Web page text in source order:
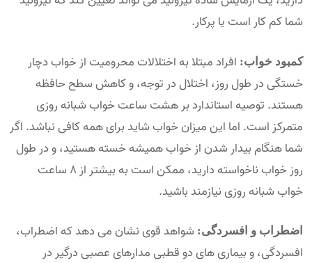
شما کم کار است یا پرکار.
کمبود خواب: افراد مبتلا به اختلالات محرومیت از خواب دچار
خستگی در طول روز، اختلال در توجه، و کاهش سطح حافظه
هستند. توصیه استاندارد بر هشت ساعت خواب شبانه روزی
متمرکز است. اما این میزان خواب شاید برای همه کافی نباشد. اگر
شما هنگام بیدار شدن از خواب همیشه خسته هستید، و در طول
روز خواب ناخواسته دارید، ممکن است به بیشتر از ۸ ساعت
خواب شبانه روزی نیازمند باشید.
اضطراب و افسردگی: شواهد قوی نشان می دهد که اضطراب،
افسردگی، و بیماری های دو قطبی مدارهای عصبی درگیر در